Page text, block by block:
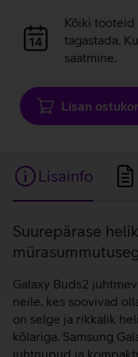
Andmete
laadimine
Kõiki tooteid
tagastada.
saatmine.
Lisan
Lisainfo
Lisainfo
Suurepärase
Galaxy Buds2
neile, kes soovivad
on selge ja rikkalik
kõlariga. Samsung
juhtnupud ja